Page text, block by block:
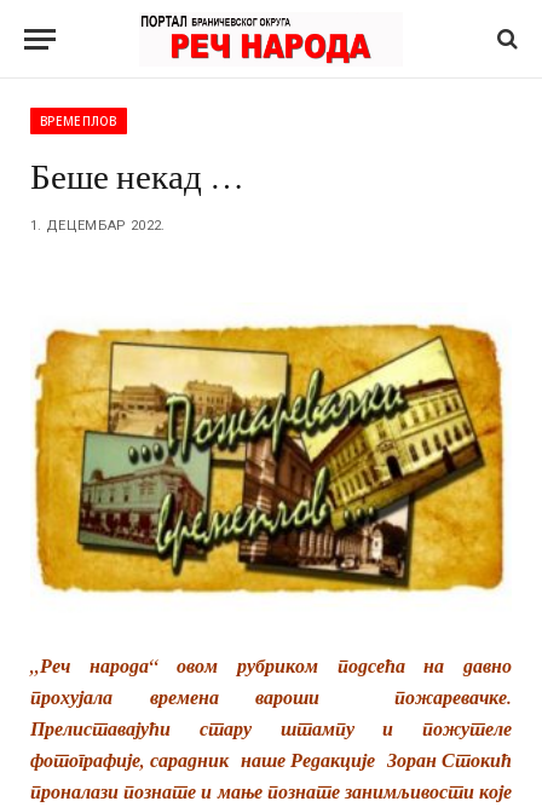
ВРЕМЕПЛОВ
Беше некад …
1. ДЕЦЕМБАР 2022.
„Реч народа“ овом рубриком подсећа на давно
прохујала времена вароши пожаревачке.
Прелиставајући стару штампу и пожутеле
фотографије, сарадник наше Редакције Зоран Стокић
проналази познате и мање познате занимљивости које